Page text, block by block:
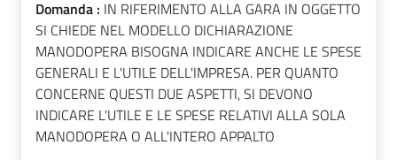
Domanda : IN RIFERIMENTO ALLA GARA IN OGGETTO
SI CHIEDE NEL MODELLO DICHIARAZIONE
MANODOPERA BISOGNA INDICARE ANCHE LE SPESE
GENERALI E L'UTILE DELL'IMPRESA. PER QUANTO
CONCERNE QUESTI DUE ASPETTI, SI DEVONO
INDICARE L'UTILE E LE SPESE RELATIVI ALLA SOLA
MANODOPERA O ALL'INTERO APPALTO